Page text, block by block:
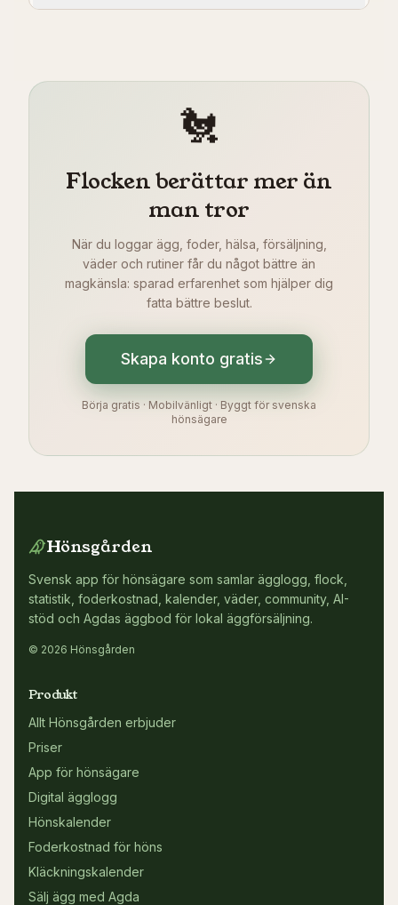
🐔
Flocken berättar mer än
man tror
När du loggar ägg, foder, hälsa, försäljning,
väder och rutiner får du något bättre än
magkänsla: sparad erfarenhet som hjälper dig
fatta bättre beslut.
Skapa konto gratis
Börja gratis · Mobilvänligt · Byggt för svenska
hönsägare
Hönsgården
Svensk app för hönsägare som samlar ägglogg, flock,
statistik, foderkostnad, kalender, väder, community, AI-
stöd och Agdas äggbod för lokal äggförsäljning.
© 2026 Hönsgården
Produkt
Allt Hönsgården erbjuder
Priser
App för hönsägare
Digital ägglogg
Hönskalender
Foderkostnad för höns
Kläckningskalender
Sälj ägg med Agda